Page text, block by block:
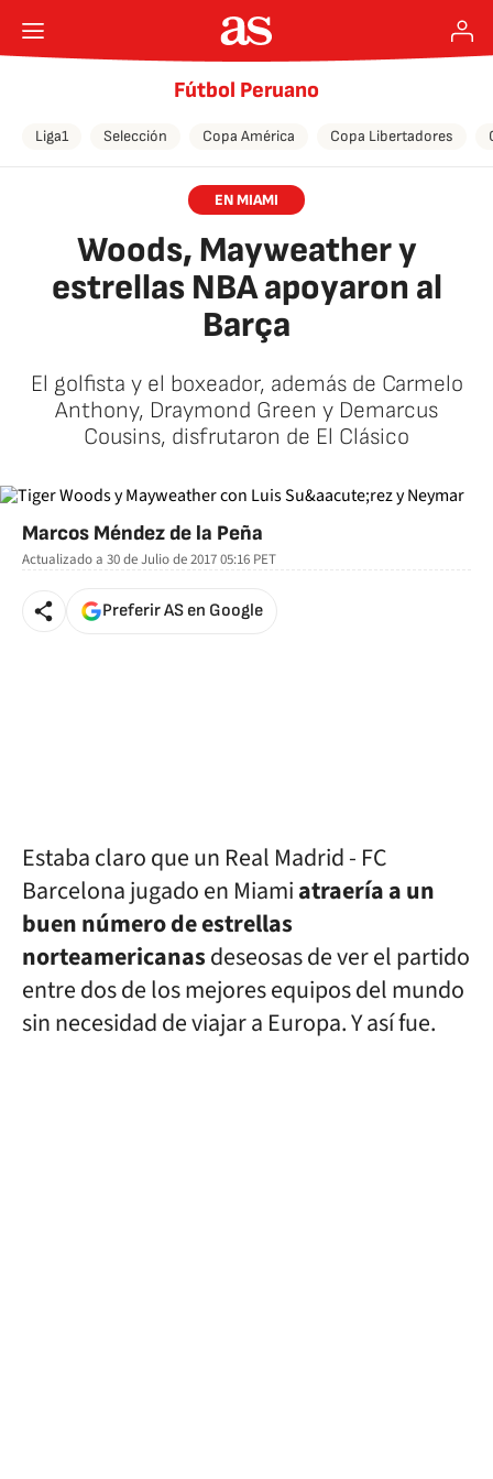
Fútbol Peruano
Liga1 Selección Copa América Copa Libertadores
EN MIAMI
Woods, Mayweather y
estrellas NBA apoyaron al
Barça
El golfista y el boxeador, además de Carmelo
Anthony, Draymond Green y Demarcus
Cousins, disfrutaron de El Clásico
Marcos Méndez de la Peña
Actualizado a 30 de Julio de 2017 05:16 PET
Preferir AS en Google
Estaba claro que un Real Madrid - FC
Barcelona jugado en Miamiatraería a un
buen número de estrellas
norteamericanasdeseosas de ver el partido
entre dos de los mejores equipos del mundo
sin necesidad de viajar a Europa. Y así fue.